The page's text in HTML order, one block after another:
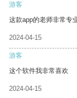
游客
这款app的老师非常专
2024-04-15
游客
这个软件我非常喜欢
2024-04-15